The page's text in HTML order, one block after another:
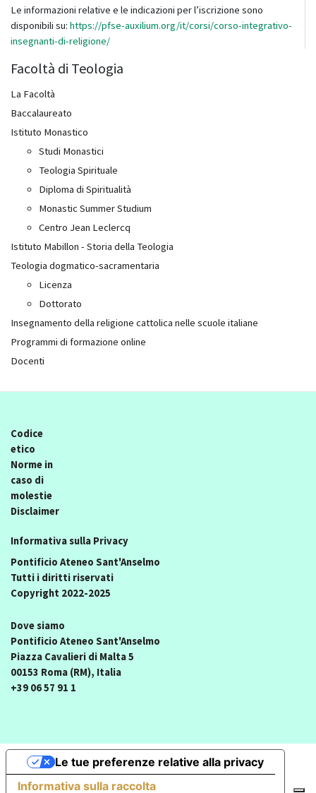
Le informazioni relative e le indicazioni per l’iscrizione sono
disponibili su: https://pfse-auxilium.org/it/corsi/corso-integrativo-
insegnanti-di-religione/
Facoltà di Teologia
La Facoltà
Baccalaureato
Istituto Monastico
Studi Monastici
Teologia Spirituale
Diploma di Spiritualità
Monastic Summer Studium
Centro Jean Leclercq
Istituto Mabillon - Storia della Teologia
Teologia dogmatico-sacramentaria
Licenza
Dottorato
Insegnamento della religione cattolica nelle scuole italiane
Programmi di formazione online
Docenti
Codice
etico
Norme in
caso di
molestie
Disclaimer
Informativa sulla Privacy
Pontificio Ateneo Sant'Anselmo
Tutti i diritti riservati
Copyright 2022-2025
Dove siamo
Pontificio Ateneo Sant'Anselmo
Piazza Cavalieri di Malta 5
00153 Roma (RM), Italia
+39 06 57 91 1
Informativa sulla raccolta
Le tue preferenze relative alla privacy